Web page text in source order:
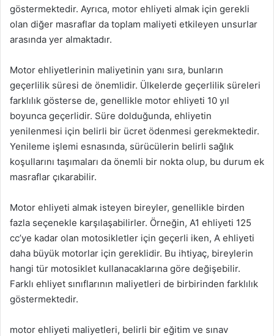
göstermektedir. Ayrıca, motor ehliyeti almak için gerekli
olan diğer masraflar da toplam maliyeti etkileyen unsurlar
arasında yer almaktadır.
Motor ehliyetlerinin maliyetinin yanı sıra, bunların
geçerlilik süresi de önemlidir. Ülkelerde geçerlilik süreleri
farklılık gösterse de, genellikle motor ehliyeti 10 yıl
boyunca geçerlidir. Süre dolduğunda, ehliyetin
yenilenmesi için belirli bir ücret ödenmesi gerekmektedir.
Yenileme işlemi esnasında, sürücülerin belirli sağlık
koşullarını taşımaları da önemli bir nokta olup, bu durum ek
masraflar çıkarabilir.
Motor ehliyeti almak isteyen bireyler, genellikle birden
fazla seçenekle karşılaşabilirler. Örneğin, A1 ehliyeti 125
cc’ye kadar olan motosikletler için geçerli iken, A ehliyeti
daha büyük motorlar için gereklidir. Bu ihtiyaç, bireylerin
hangi tür motosiklet kullanacaklarına göre değişebilir.
Farklı ehliyet sınıflarının maliyetleri de birbirinden farklılık
göstermektedir.
motor ehliyeti maliyetleri, belirli bir eğitim ve sınav